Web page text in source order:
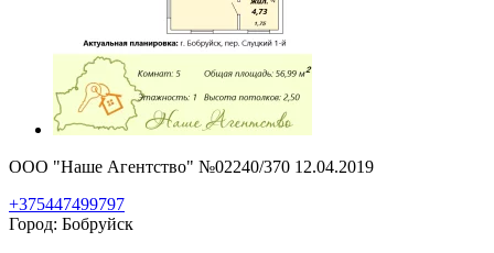
ООО "Наше Агентство" №02240/370 12.04.2019
+375447499797
Город: Бобруйск